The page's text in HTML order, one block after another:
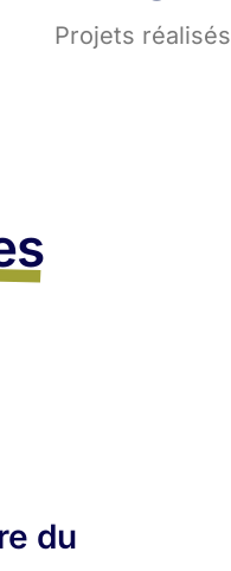
Projets réalisés
du